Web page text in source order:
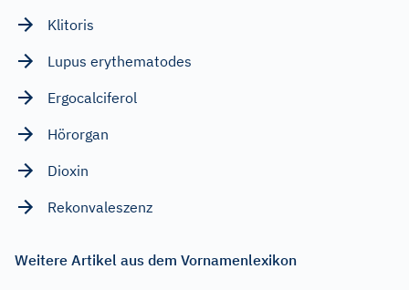
Klitoris
Lupus erythematodes
Ergocalciferol
Hörorgan
Dioxin
Rekonvaleszenz
Weitere Artikel aus dem Vornamenlexikon